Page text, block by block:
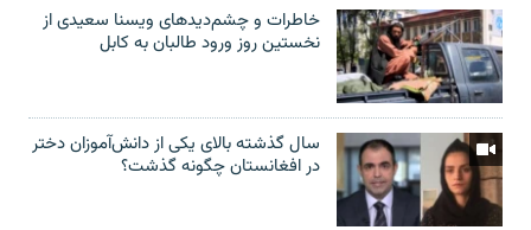
خاطرات و چشم‌دید‌های ویسنا سعیدی از
نخستین روز ورود طالبان به کابل
سال گذشته بالای یکی از دانش‌آموزان دختر
در افغانستان چگونه گذشت؟